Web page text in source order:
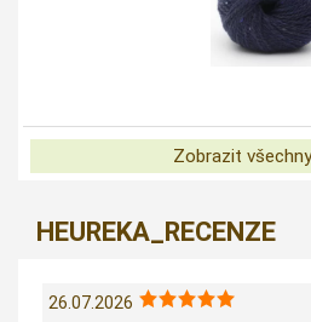
Zobrazit
HEUREKA_RECENZE
26.07.2026